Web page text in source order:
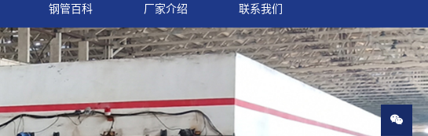
钢管百科 厂家介绍 联系我们